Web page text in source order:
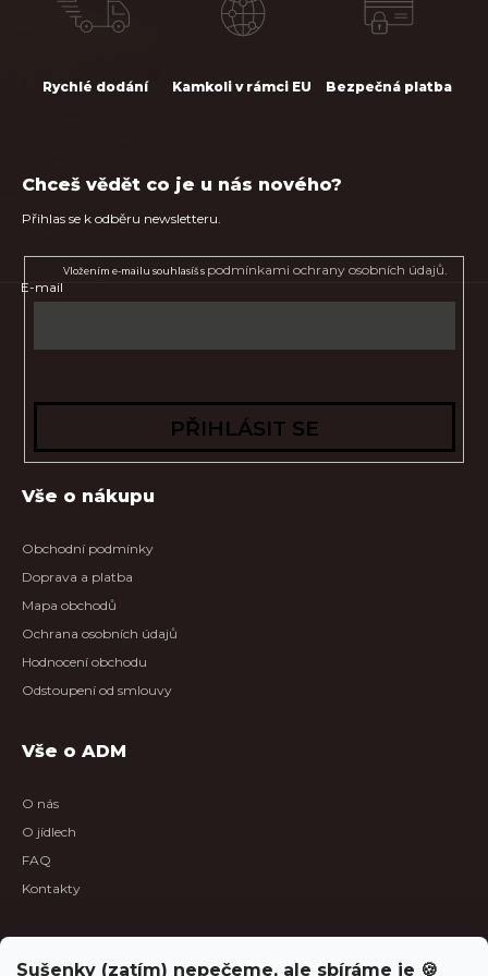
Sušenky (zatím) nepečeme, ale sbíráme je 🍪
Rychlé dodání Kamkoli v rámci EU Bezpečná platba
Chceš vědět co je u nás nového?
Přihlas se k odběru newsletteru.
E-mail
Vložením e-mailu souhlasíš s podmínkami ochrany osobních údajů.
PŘIHLÁSIT SE
Vše o nákupu
Obchodní podmínky
Doprava a platba
Mapa obchodů
Ochrana osobních údajů
Hodnocení obchodu
Odstoupení od smlouvy
Vše o ADM
O nás
O jídlech
FAQ
Kontakty